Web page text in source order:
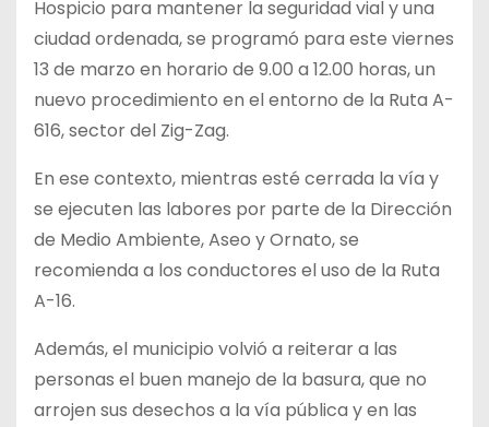
Hospicio para mantener la seguridad vial y una
ciudad ordenada, se programó para este viernes
13 de marzo en horario de 9.00 a 12.00 horas, un
nuevo procedimiento en el entorno de la Ruta A-
616, sector del Zig-Zag.
En ese contexto, mientras esté cerrada la vía y
se ejecuten las labores por parte de la Dirección
de Medio Ambiente, Aseo y Ornato, se
recomienda a los conductores el uso de la Ruta
A-16.
Además, el municipio volvió a reiterar a las
personas el buen manejo de la basura, que no
arrojen sus desechos a la vía pública y en las